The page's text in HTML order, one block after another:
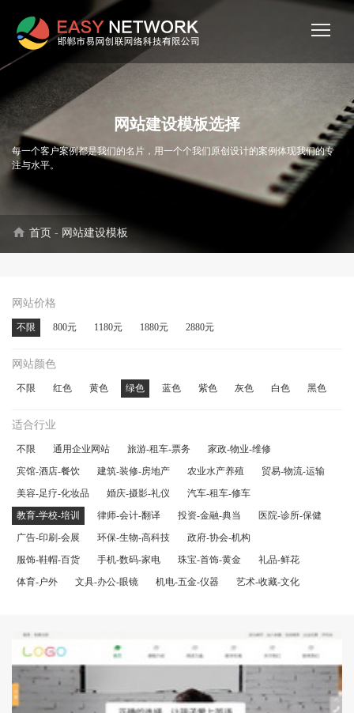
网站建设模板选择
每一个客户案例都是我们的名片，用一个个我们原创设计的案例体现我们的专
注与水平。
home 首页 - 网站建设模板
网站价格
不限 800元 1180元 1880元 2880元
网站颜色
不限 红色 黄色 绿色 蓝色 紫色 灰色 白色 黑色
适合行业
不限 通用企业网站 旅游-租车-票务
家政-物业-维修
宾馆-酒店-餐饮
建筑-装修-房地产 农业水产养殖
贸易-物流-运输
美容-足疗-化妆品
婚庆-摄影-礼仪
汽车-租车-修车
教育-学校-培训
律师-会计-翻译 投资-金融-典当
医院-诊所-保健
广告-印刷-会展
环保-生物-高科技
政府-协会-机构
服饰-鞋帽-百货
手机-数码-家电 珠宝-首饰-黄金
礼品-鲜花
体育-户外
文具-办公-眼镜 机电-五金-仪器 艺术-收藏-文化